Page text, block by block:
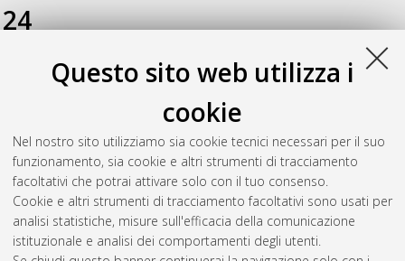
Questo sito web utilizza i
cookie
Nel nostro sito utilizziamo sia cookie tecnici necessari per il suo
funzionamento, sia cookie e altri strumenti di tracciamento
facoltativi che potrai attivare solo con il tuo consenso.
Cookie e altri strumenti di tracciamento facoltativi sono usati per
analisi statistiche, misure sull'efficacia della comunicazione
istituzionale e analisi dei comportamenti degli utenti.
24
Petracchini, Lorenzo(2013) Characterization of fold-related
fractures in the carbonate rocks of the Cingoli anticline,
northern Apennines, Italy, [Dissertation thesis], Alma Mater
Studiorum Università di Bologna. Dottorato di ricerca in
Scienze della terra, 24 Ciclo. DOI
10.6092/unibo/amsdottorato/5770.
Questa lista e' stata generata il Thu Aug 6 20:43:25 2026